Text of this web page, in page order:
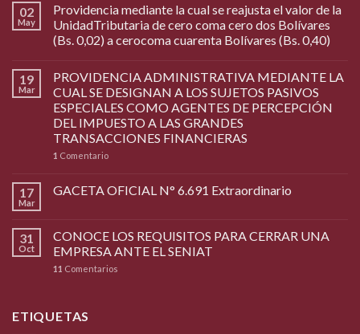
02
May
Providencia mediante la cual se reajusta el valor de la
UnidadTributaria de cero coma cero dos Bolívares
(Bs. 0,02) a cerocoma cuarenta Bolívares (Bs. 0,40)
19
Mar
PROVIDENCIA ADMINISTRATIVA MEDIANTE LA
CUAL SE DESIGNAN A LOS SUJETOS PASIVOS
ESPECIALES COMO AGENTES DE PERCEPCIÓN
DEL IMPUESTO A LAS GRANDES
TRANSACCIONES FINANCIERAS
1 Comentario
17
Mar
GACETA OFICIAL N° 6.691 Extraordinario
31
Oct
CONOCE LOS REQUISITOS PARA CERRAR UNA
EMPRESA ANTE EL SENIAT
11 Comentarios
ETIQUETAS